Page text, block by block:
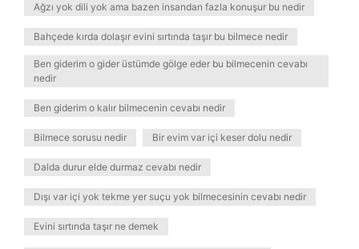
Ağzı yok dili yok ama bazen insandan fazla konuşur bu nedir
Bahçede kırda dolaşır evini sırtında taşır bu bilmece nedir
Ben giderim o gider üstümde gölge eder bu bilmecenin cevabı
nedir
Ben giderim o kalır bilmecenin cevabı nedir
Bilmece sorusu nedir Bir evim var içi keser dolu nedir
Dalda durur elde durmaz cevabı nedir
Dışı var içi yok tekme yer suçu yok bilmecesinin cevabı nedir
Evini sırtında taşır ne demek